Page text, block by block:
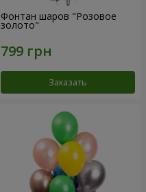
Фонтан шаров "Розовое
золото"
Заказать